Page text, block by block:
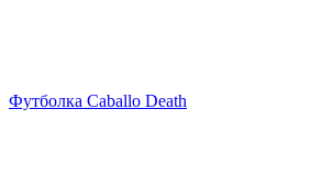
Футболка Caballo Death